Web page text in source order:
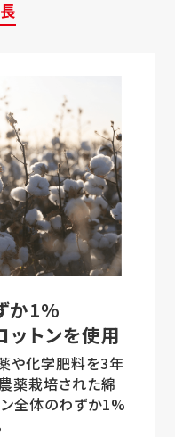
か1%
ットンを使用
や化学肥料を3年
薬栽培された綿
全体のわずか1%